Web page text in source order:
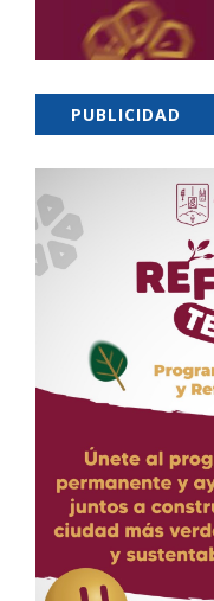
PUBLICIDAD